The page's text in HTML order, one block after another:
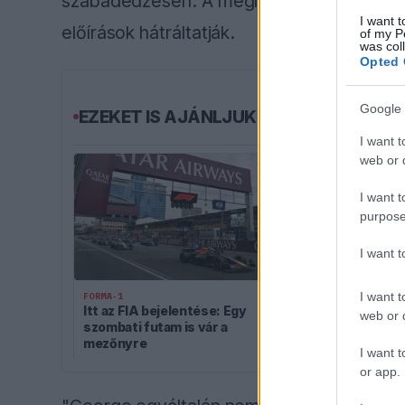
I want
of my
was
Opted
Google
I want
web or
I want
I want
I want
web or
I want
or app.
előírások hátráltatják.
EZEKET IS AJÁNLJUK
FORMA-1
Itt az FIA bejelentése: Egy
szombati futam is vár a
mezőnyre
Titkos